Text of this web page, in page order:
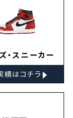
・スニーカー
績はコチラ ▸